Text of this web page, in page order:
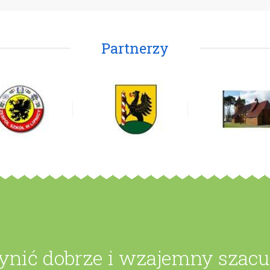
Partnerzy
dobrze i wzajemny